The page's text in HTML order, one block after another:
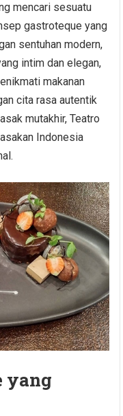
mencari sesuatu
gastroteque yang
sentuhan modern,
intim dan elegan,
makanan
cita rasa autentik
mutakhir, Teatro
Indonesia
yang